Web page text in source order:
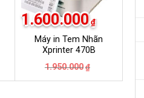
Máy in Tem Nhãn
Xprinter 470B
1.950.000 ₫
là:
1.600.000 ₫
tại